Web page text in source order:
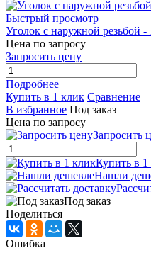
Быстрый просмотр
Уголок с наружной резьбой
Цена по запросу
Запросить цену
Подробнее
Купить в 1 клик Сравнение
В избранное Под заказ
Цена по запросу
Запросить
Купить в 1
Нашли
Под заказ
Поделиться
Ошибка